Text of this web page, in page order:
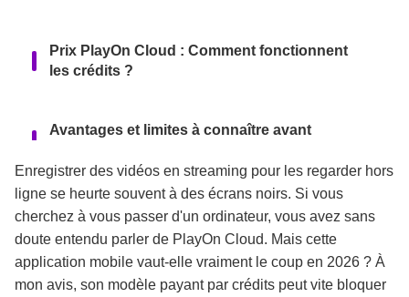
Prix PlayOn Cloud : Comment fonctionnent
les crédits ?
Avantages et limites à connaître avant
Alternative à PlayOn Cloud pour PC et Mac
Étapes simples pour utiliser l'alternative
KeepStreams
Enregistrer des vidéos en streaming pour les regarder hors
ligne se heurte souvent à des écrans noirs. Si vous
cherchez à vous passer d'un ordinateur, vous avez sans
doute entendu parler de PlayOn Cloud. Mais cette
application mobile vaut-elle vraiment le coup en 2026 ? À
mon avis, son modèle payant par crédits peut vite bloquer